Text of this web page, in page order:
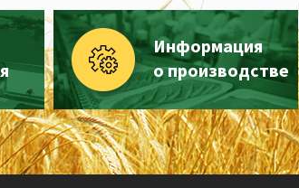
Информация
о производстве